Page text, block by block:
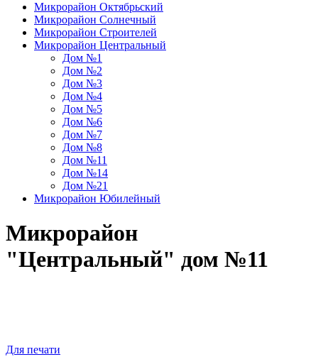
Микрорайон Октябрьский
Микрорайон Солнечный
Микрорайон Строителей
Микрорайон Центральный
Дом №1
Дом №2
Дом №3
Дом №4
Дом №5
Дом №6
Дом №7
Дом №8
Дом №11
Дом №14
Дом №21
Микрорайон Юбилейный
Микрорайон
"Центральный" дом №11
Для печати